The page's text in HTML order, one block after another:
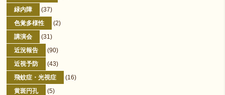
緑内障
(37)
色覚多様性
(2)
講演会
(31)
近況報告
(90)
近視予防
(43)
飛蚊症・光視症
(16)
黄斑円孔
(5)